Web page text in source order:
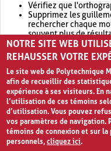
Vérifiez que
Supprimez les
rechercher chaque
souvent plus de
Envisagez d'élargir
retournera souvent
NOTRE SITE WEB
REHAUSSER VOTRE
Le site web de Polytechnique
afin de recueillir des
expérience à ses visiteurs. En
l’utilisation de ces témoins
d’utilisation. Vous pouvez
vos paramètres de navigation.
témoins de connexion et sur
personnels,cliquez ici.